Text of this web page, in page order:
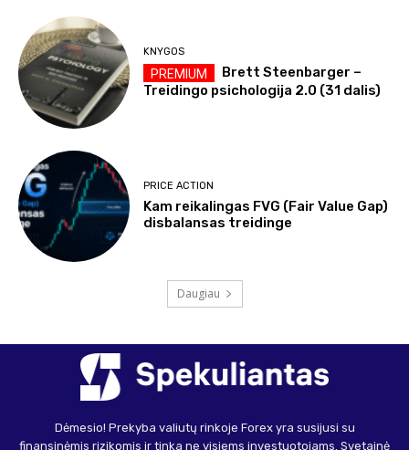
KNYGOS
Brett Steenbarger –
Treidingo psichologija 2.0 (31 dalis)
PRICE ACTION
Kam reikalingas FVG (Fair Value Gap)
disbalansas treidinge
Daugiau
Dėmesio! Prekyba valiutų rinkoje Forex yra susijusi su
finansinėmis rizikomis ir tinka ne visiems investuotojams. Svetainė